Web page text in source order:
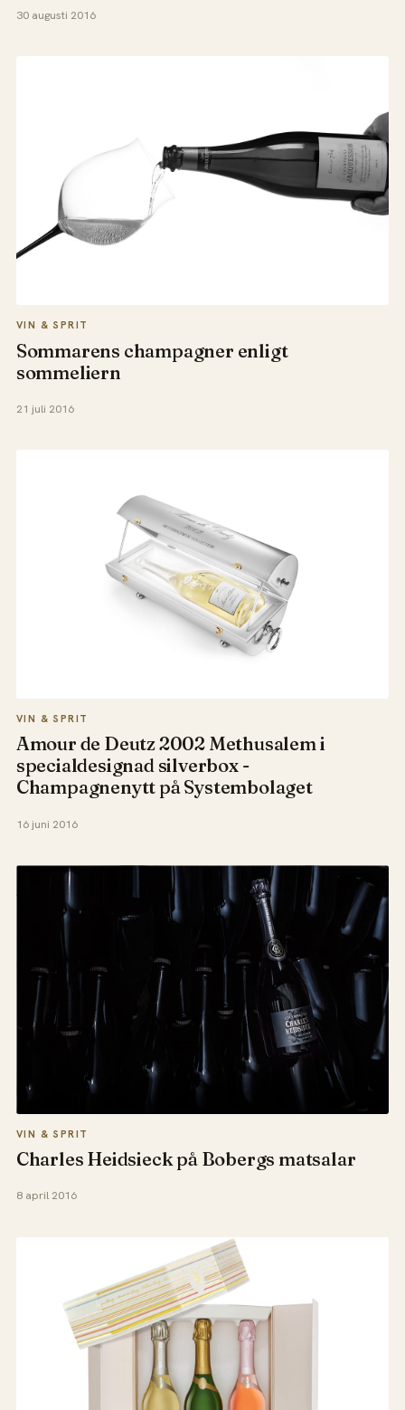
30 augusti 2016
VIN & SPRIT
Sommarens champagner enligt
sommeliern
21 juli 2016
VIN & SPRIT
Amour de Deutz 2002 Methusalem i
specialdesignad silverbox -
Champagnenytt på Systembolaget
16 juni 2016
VIN & SPRIT
Charles Heidsieck på Bobergs matsalar
8 april 2016